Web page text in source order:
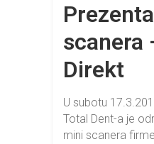
scanera
Direkt
U subotu
Total Dent-a je
mini scanera